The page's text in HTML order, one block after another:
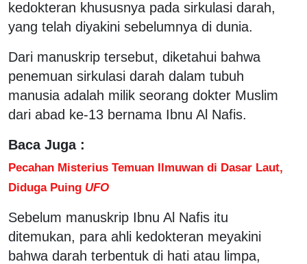
kedokteran khususnya pada sirkulasi darah,
yang telah diyakini sebelumnya di dunia.
Dari manuskrip tersebut, diketahui bahwa
penemuan sirkulasi darah dalam tubuh
manusia adalah milik seorang dokter Muslim
dari abad ke-13 bernama Ibnu Al Nafis.
Baca Juga :
Pecahan Misterius Temuan Ilmuwan di Dasar Laut,
Diduga Puing UFO
Sebelum manuskrip Ibnu Al Nafis itu
ditemukan, para ahli kedokteran meyakini
bahwa darah terbentuk di hati atau limpa,